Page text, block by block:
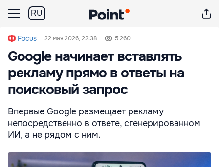
RU
Focus 22 мая 2026, 22:38 5 260
Google начинает вставлять
рекламу прямо в ответы на
поисковый запрос
Впервые Google размещает рекламу
непосредственно в ответе, сгенерированном
ИИ, а не рядом с ним.